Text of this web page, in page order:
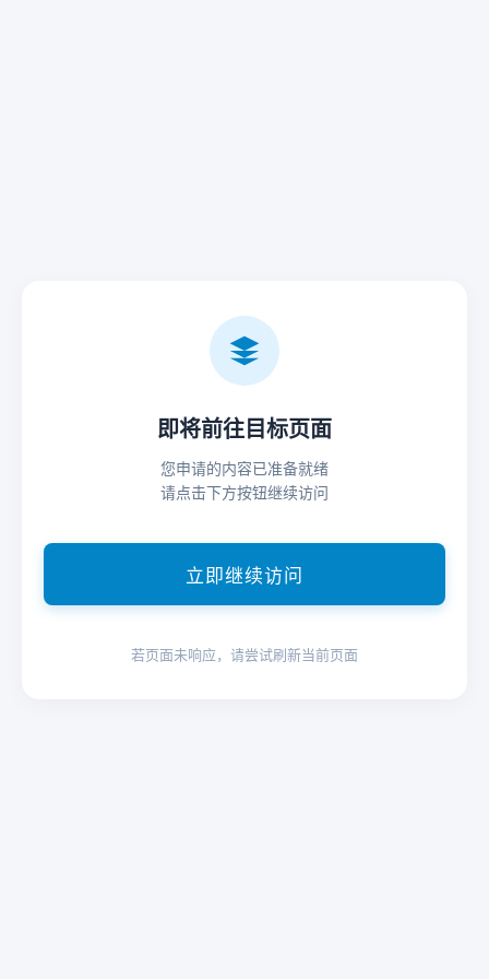
即将前往目标页面
您申请的内容已准备就绪
请点击下方按钮继续访问
立即继续访问
若页面未响应，请尝试刷新当前页面